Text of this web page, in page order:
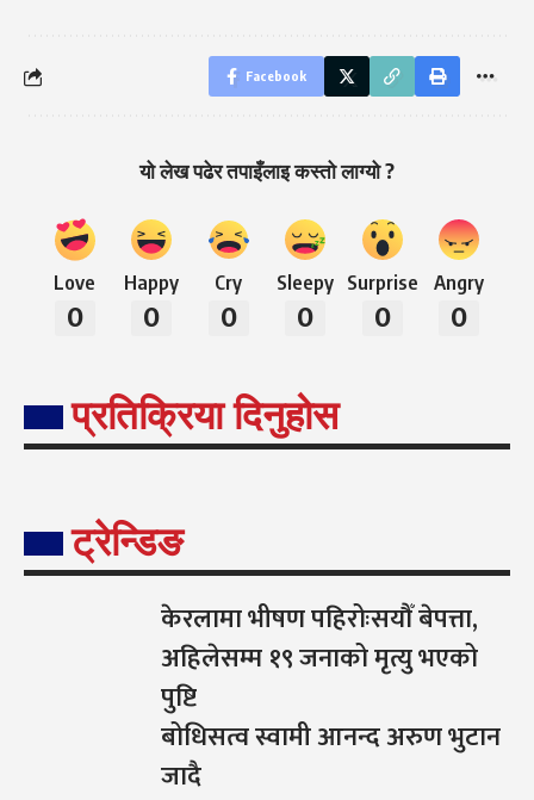
Facebook
यो लेख पढेर तपाइँलाइ कस्तो लाग्यो ?
Love
0
Happy
0
Cry
0
Sleepy
0
Surprise
0
Angry
0
प्रतिक्रिया दिनुहोस
ट्रेन्डिङ
केरलामा भीषण पहिरोःसयौँ बेपत्ता,
अहिलेसम्म १९ जनाको मृत्यु भएको
पुष्टि
बोधिसत्व स्वामी आनन्द अरुण भुटान
जादै